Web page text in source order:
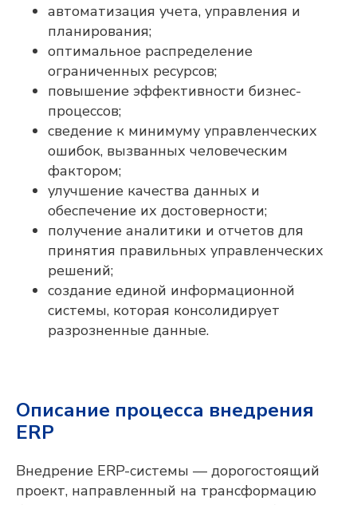
автоматизация учета, управления и
планирования;
оптимальное распределение
ограниченных ресурсов;
повышение эффективности бизнес-
процессов;
сведение к минимуму управленческих
ошибок, вызванных человеческим
фактором;
улучшение качества данных и
обеспечение их достоверности;
получение аналитики и отчетов для
принятия правильных управленческих
решений;
создание единой информационной
системы, которая консолидирует
разрозненные данные.
Описание процесса внедрения
ERP
Внедрение ERP-системы — дорогостоящий
проект, направленный на трансформацию